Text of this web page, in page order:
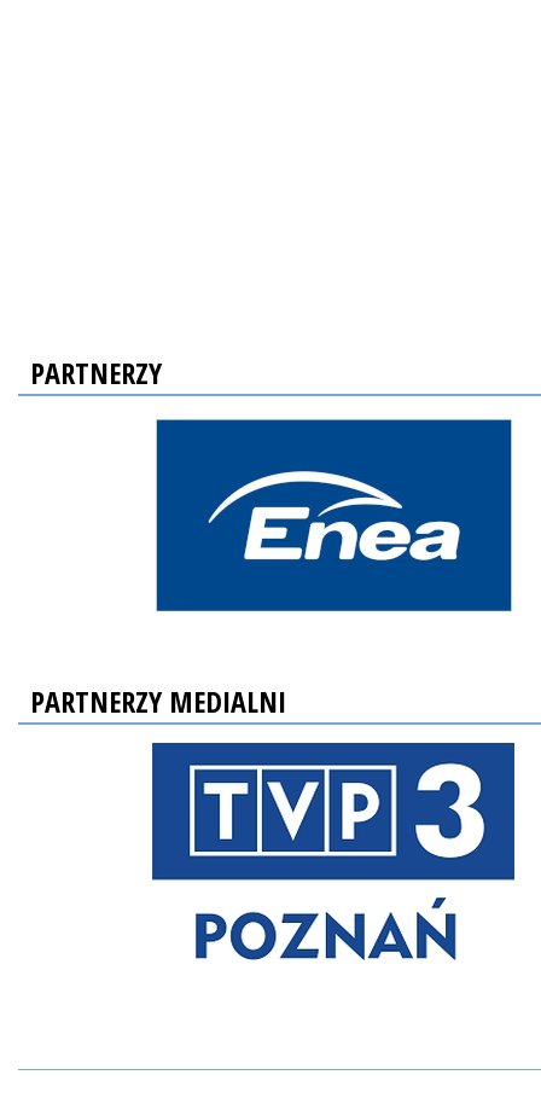
PARTNERZY
PARTNERZY MEDIALNI